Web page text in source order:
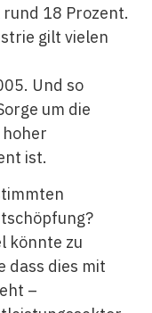
18 Prozent.
gilt vielen
Und so
um die
ist.
könnte zu
dass dies mit
–